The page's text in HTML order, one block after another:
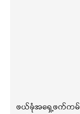
ဖယ်ခုံအရှေ့ဖက်က